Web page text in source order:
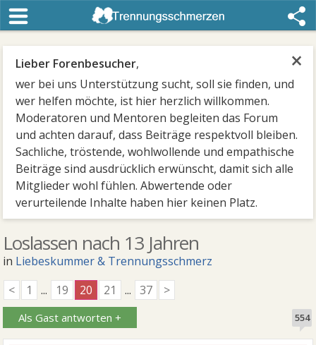
×
Lieber Forenbesucher,
wer bei uns Unterstützung sucht, soll sie finden, und
wer helfen möchte, ist hier herzlich willkommen.
Moderatoren und Mentoren begleiten das Forum
und achten darauf, dass Beiträge respektvoll bleiben.
Sachliche, tröstende, wohlwollende und empathische
Beiträge sind ausdrücklich erwünscht, damit sich alle
Mitglieder wohl fühlen. Abwertende oder
verurteilende Inhalte haben hier keinen Platz.
Loslassen nach 13 Jahren
in Liebeskummer & Trennungsschmerz
<
1 ... 19 20 21 ... 37 >
Als Gast antworten + 554